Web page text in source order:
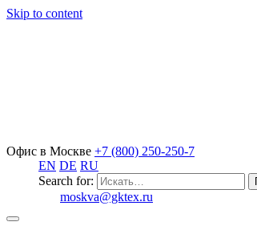
Skip to content
Офис в Москве +7 (800) 250-250-7
EN DE RU
Search for:
moskva@gktex.ru